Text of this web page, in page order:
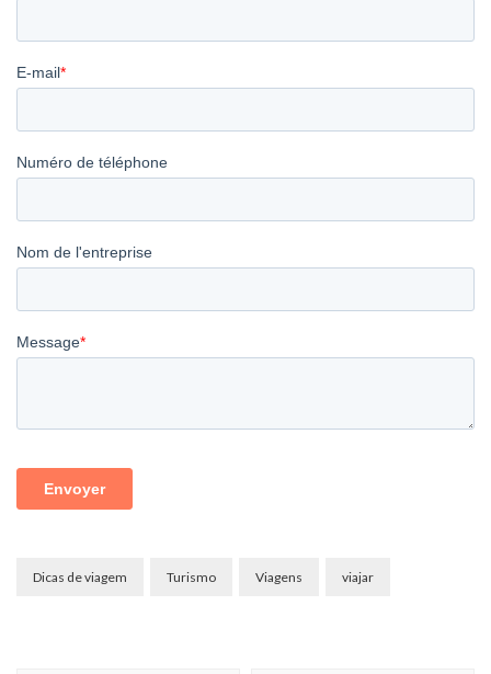
Dicas de viagem Turismo Viagens viajar